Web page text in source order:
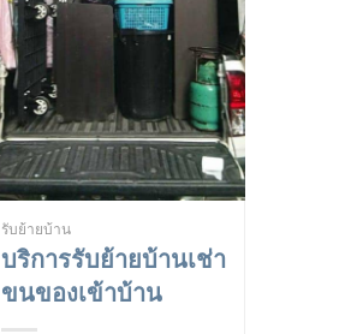
รับย้ายบ้าน
บริการรับย้ายบ้านเช่า
ขนของเข้าบ้าน